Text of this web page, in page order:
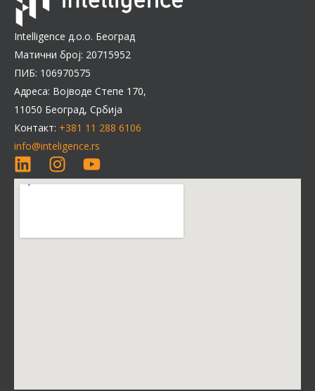
Intelligence д.о.о. Београд
Матични број: 20715952
ПИБ: 106970575
Адреса: Војводе Степе 170,
11050 Београд, Србија
Контакт: +381 11 288 6106
info@inteligence.rs